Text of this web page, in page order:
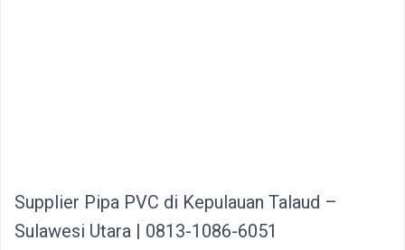
Supplier Pipa PVC di Kepulauan Talaud –
Sulawesi Utara | 0813-1086-6051